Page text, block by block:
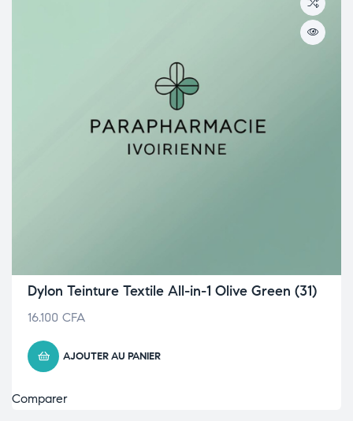
Dylon Teinture Textile All-in-1 Olive Green (31)
16.100 CFA
AJOUTER AU PANIER
Comparer